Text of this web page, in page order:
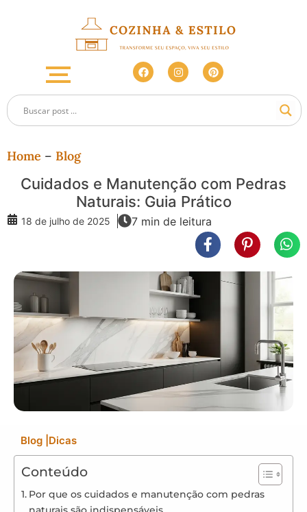
Home – Blog
Cuidados e Manutenção com Pedras
Naturais: Guia Prático
18 de julho de 2025 7 min de leitura
Blog Dicas
Conteúdo
Por que os cuidados e manutenção com pedras